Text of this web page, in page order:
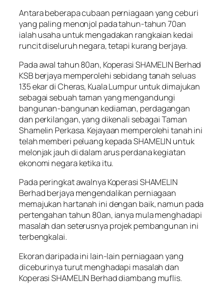
Antara beberapa cubaan perniagaan yang ceburi
yang paling menonjol pada tahun-tahun 70an
ialah usaha untuk mengadakan rangkaian kedai
runcit diseluruh negara, tetapi kurang berjaya.
Pada awal tahun 80an, Koperasi SHAMELIN Berhad
KSB berjaya memperolehi sebidang tanah seluas
135 ekar di Cheras, Kuala Lumpur untuk dimajukan
sebagai sebuah taman yang mengandungi
bangunan-bangunan kediaman, perdagangan
dan perkilangan, yang dikenali sebagai Taman
Shamelin Perkasa. Kejayaan memperolehi tanah ini
telah memberi peluang kepada SHAMELIN untuk
melonjak jauh di dalam arus perdana kegiatan
ekonomi negara ketika itu.
Pada peringkat awalnya Koperasi SHAMELIN
Berhad berjaya mengendalikan perniagaan
memajukan hartanah ini dengan baik, namun pada
pertengahan tahun 80an, ianya mula menghadapi
masalah dan seterusnya projek pembangunan ini
terbengkalai.
Ekoran daripada ini lain-lain perniagaan yang
diceburinya turut menghadapi masalah dan
Koperasi SHAMELIN Berhad diambang muflis.